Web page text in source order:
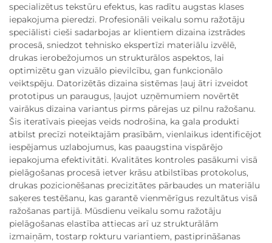
specializētus tekstūru efektus, kas radītu augstas klases
iepakojuma pieredzi. Profesionāli veikalu somu ražotāju
speciālisti cieši sadarbojas ar klientiem dizaina izstrādes
procesā, sniedzot tehnisko ekspertīzi materiālu izvēlē,
drukas ierobežojumos un strukturālos aspektos, lai
optimizētu gan vizuālo pievilcību, gan funkcionālo
veiktspēju. Datorizētās dizaina sistēmas ļauj ātri izveidot
prototipus un paraugus, ļaujot uzņēmumiem novērtēt
vairākus dizaina variantus pirms pārejas uz pilnu ražošanu.
Šis iteratīvais pieejas veids nodrošina, ka gala produkti
atbilst precīzi noteiktajām prasībām, vienlaikus identificējot
iespējamus uzlabojumus, kas paaugstina vispārējo
iepakojuma efektivitāti. Kvalitātes kontroles pasākumi visā
pielāgošanas procesā ietver krāsu atbilstības protokolus,
drukas pozicionēšanas precizitātes pārbaudes un materiālu
saķeres testēšanu, kas garantē vienmērīgus rezultātus visā
ražošanas partijā. Mūsdienu veikalu somu ražotāju
pielāgošanas elastība attiecas arī uz strukturālām
izmaiņām, tostarp rokturu variantiem, pastiprināšanas